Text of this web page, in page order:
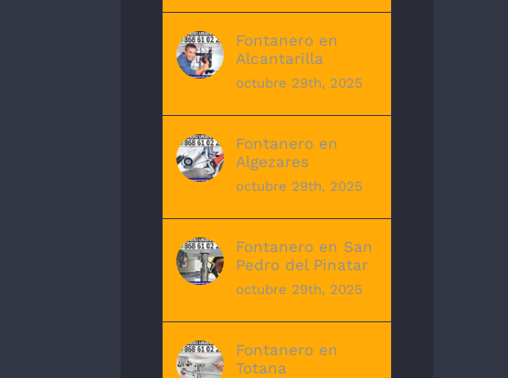
Fontanero en
Alcantarilla
octubre 29th, 2025
Fontanero en
Algezares
octubre 29th, 2025
Fontanero en San
Pedro del Pinatar
octubre 29th, 2025
Fontanero en
Totana